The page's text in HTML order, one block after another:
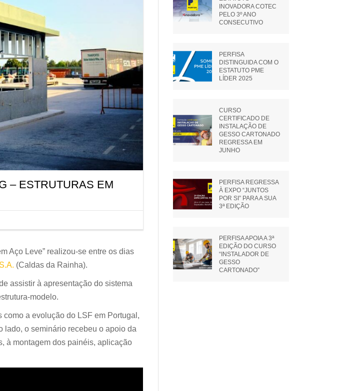
OUTROS ACESSÓRIOS
MÁQUINAS E FERRAMENTAS
– ESTRUTURAS EM
Aço Leve” realizou-se entre os dias
(Caldas da Rainha).
assistir à apresentação do sistema
modelo.
como a evolução do LSF em Portugal,
lado, o seminário recebeu o apoio da
à montagem dos painéis, aplicação
INOVADORA COTEC
PELO 3º ANO
CONSECUTIVO
PERFISA
DISTINGUIDA COM O
ESTATUTO PME
LÍDER 2025
CURSO
CERTIFICADO DE
INSTALAÇÃO DE
GESSO CARTONADO
REGRESSA EM
JUNHO
PERFISA REGRESSA
À EXPO “JUNTOS
POR SI” PARA A SUA
3ª EDIÇÃO
PERFISA APOIA A 3ª
EDIÇÃO DO CURSO
“INSTALADOR DE
GESSO
CARTONADO”